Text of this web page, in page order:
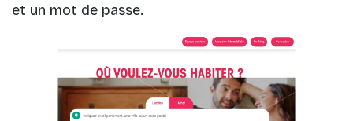
et un mot de passe.